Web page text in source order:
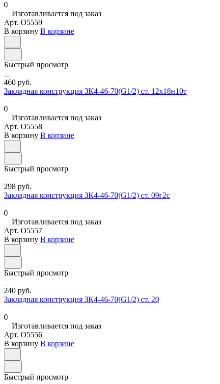
0
Изготавливается под заказ
Арт. O5559
В корзину В корзине
Быстрый просмотр
460 руб.
Закладная конструкция ЗК4-46-70(G1/2) ст. 12х18н10т
0
Изготавливается под заказ
Арт. O5558
В корзину В корзине
Быстрый просмотр
298 руб.
Закладная конструкция ЗК4-46-70(G1/2) ст. 09г2с
0
Изготавливается под заказ
Арт. O5557
В корзину В корзине
Быстрый просмотр
240 руб.
Закладная конструкция ЗК4-46-70(G1/2) ст. 20
0
Изготавливается под заказ
Арт. O5556
В корзину В корзине
Быстрый просмотр